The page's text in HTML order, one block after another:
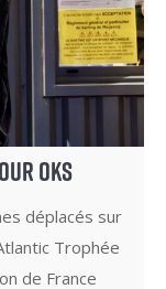
OKS
déplacés sur
Trophée
de France